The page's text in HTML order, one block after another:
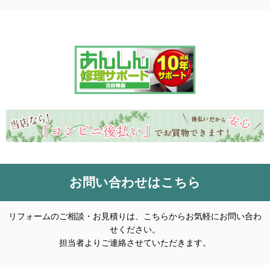
お問い合わせはこちら
リフォームのご相談・お見積りは、こちらからお気軽にお問い合わ
せください。
担当者よりご連絡させていただきます。